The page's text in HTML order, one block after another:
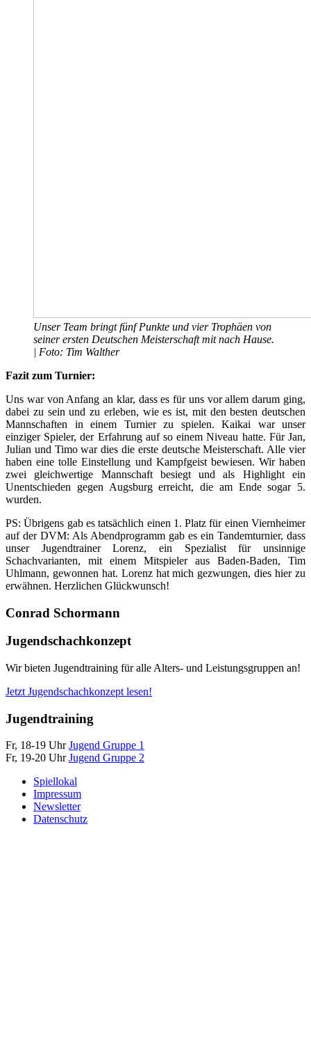
Unser Team bringt fünf Punkte und vier Trophäen von
seiner ersten Deutschen Meisterschaft mit nach Hause.
| Foto: Tim Walther
Fazit zum Turnier:
Uns war von Anfang an klar, dass es für uns vor allem darum ging,
dabei zu sein und zu erleben, wie es ist, mit den besten deutschen
Mannschaften in einem Turnier zu spielen. Kaikai war unser
einziger Spieler, der Erfahrung auf so einem Niveau hatte. Für Jan,
Julian und Timo war dies die erste deutsche Meisterschaft. Alle vier
haben eine tolle Einstellung und Kampfgeist bewiesen. Wir haben
zwei gleichwertige Mannschaft besiegt und als Highlight ein
Unentschieden gegen Augsburg erreicht, die am Ende sogar 5.
wurden.
PS: Übrigens gab es tatsächlich einen 1. Platz für einen Viernheimer
auf der DVM: Als Abendprogramm gab es ein Tandemturnier, dass
unser Jugendtrainer Lorenz, ein Spezialist für unsinnige
Schachvarianten, mit einem Mitspieler aus Baden-Baden, Tim
Uhlmann, gewonnen hat. Lorenz hat mich gezwungen, dies hier zu
erwähnen. Herzlichen Glückwunsch!
Conrad Schormann
Jugendschachkonzept
Wir bieten Jugendtraining für alle Alters- und Leistungsgruppen an!
Jetzt Jugendschachkonzept lesen!
Jugendtraining
Fr, 18-19 UhrJugend Gruppe 1
Fr, 19-20 UhrJugend Gruppe 2
Spiellokal
Impressum
Newsletter
Datenschutz